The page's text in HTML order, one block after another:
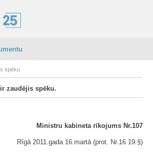
spēku
zaudējis spēku.
Ministru kabineta rīkojums Nr.107
Rīgā 2011.gada 16.martā (prot. Nr.16 19.§)